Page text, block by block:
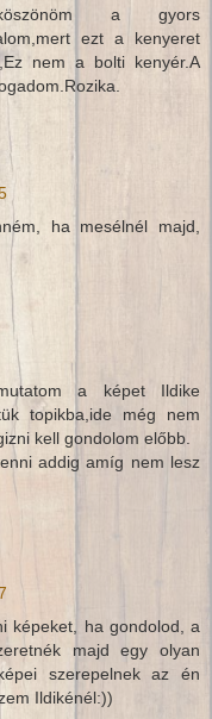
a gyors
ezt a kenyeret
nem a bolti kenyér.A
ha mesélnél majd,
a képet Ildike
topikba,ide még nem
kell gondolom előbb.
addig amíg nem lesz
képeket, ha gondolod, a
majd egy olyan
szerepelnek az én
Ildikénél:))